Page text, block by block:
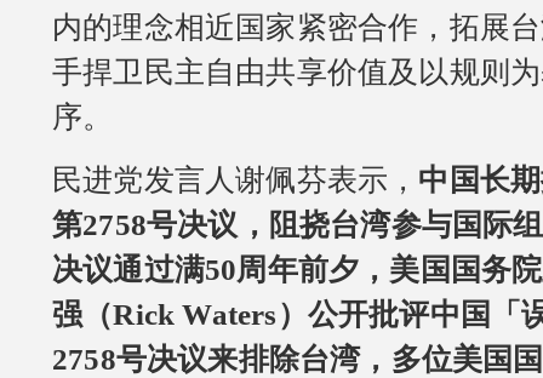
内的理念相近国家紧密合作，拓展
手捍卫民主自由共享价值及以规则
序。
民进党发言人谢佩芬表示， 中国长
第2758号决议，阻挠台湾参与国际
决议通过满50周年前夕，美国国务
强（Rick Waters）公开批评中国「
2758号决议来排除台湾，多位美国